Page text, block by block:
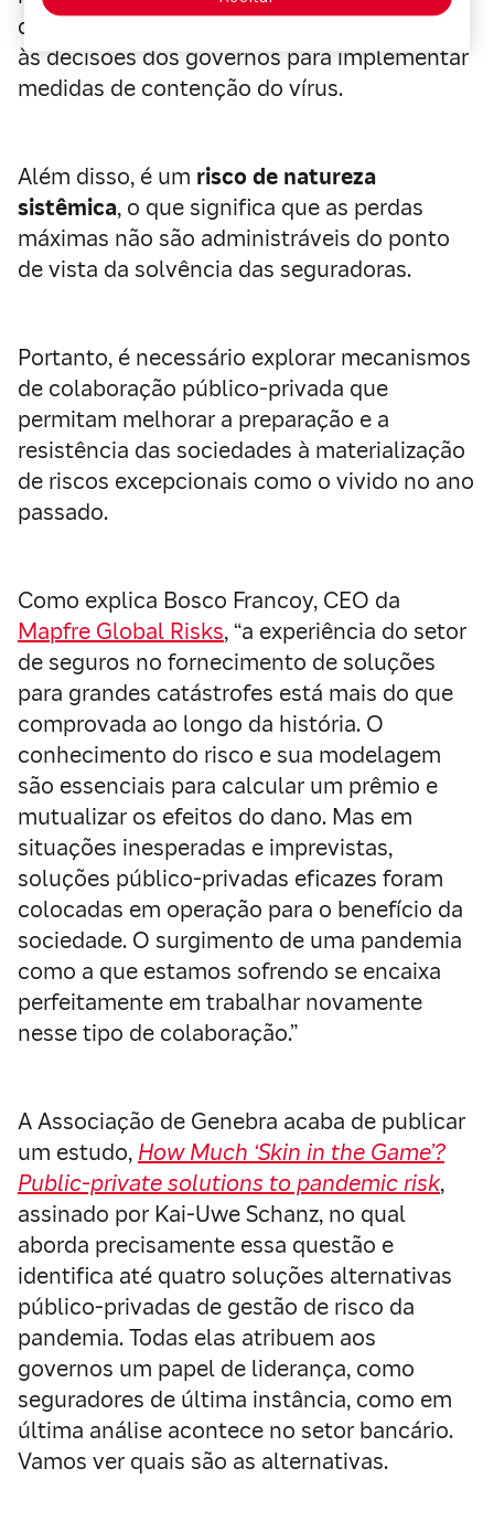
que esse risco está diretamente relacionado
às decisões dos governos para implementar
medidas de contenção do vírus.
Além disso, é um risco de natureza
sistêmica, o que significa que as perdas
máximas não são administráveis do ponto
de vista da solvência das seguradoras.
Portanto, é necessário explorar mecanismos
de colaboração público-privada que
permitam melhorar a preparação e a
resistência das sociedades à materialização
de riscos excepcionais como o vivido no ano
passado.
Como explica Bosco Francoy, CEO da
Mapfre Global Risks, “a experiência do setor
de seguros no fornecimento de soluções
para grandes catástrofes está mais do que
comprovada ao longo da história. O
conhecimento do risco e sua modelagem
são essenciais para calcular um prêmio e
mutualizar os efeitos do dano. Mas em
situações inesperadas e imprevistas,
soluções público-privadas eficazes foram
colocadas em operação para o benefício da
sociedade. O surgimento de uma pandemia
como a que estamos sofrendo se encaixa
perfeitamente em trabalhar novamente
nesse tipo de colaboração.”
A Associação de Genebra acaba de publicar
um estudo, How Much ‘Skin in the Game’?
Public-private solutions to pandemic risk,
assinado por Kai-Uwe Schanz, no qual
aborda precisamente essa questão e
identifica até quatro soluções alternativas
público-privadas de gestão de risco da
pandemia. Todas elas atribuem aos
governos um papel de liderança, como
seguradores de última instância, como em
última análise acontece no setor bancário.
Vamos ver quais são as alternativas.